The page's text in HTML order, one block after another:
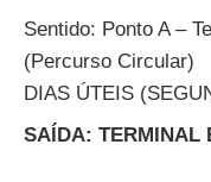
Sentido: Ponto A –
(Percurso Circular)
DIAS ÚTEIS
SAÍDA: TERMINAL